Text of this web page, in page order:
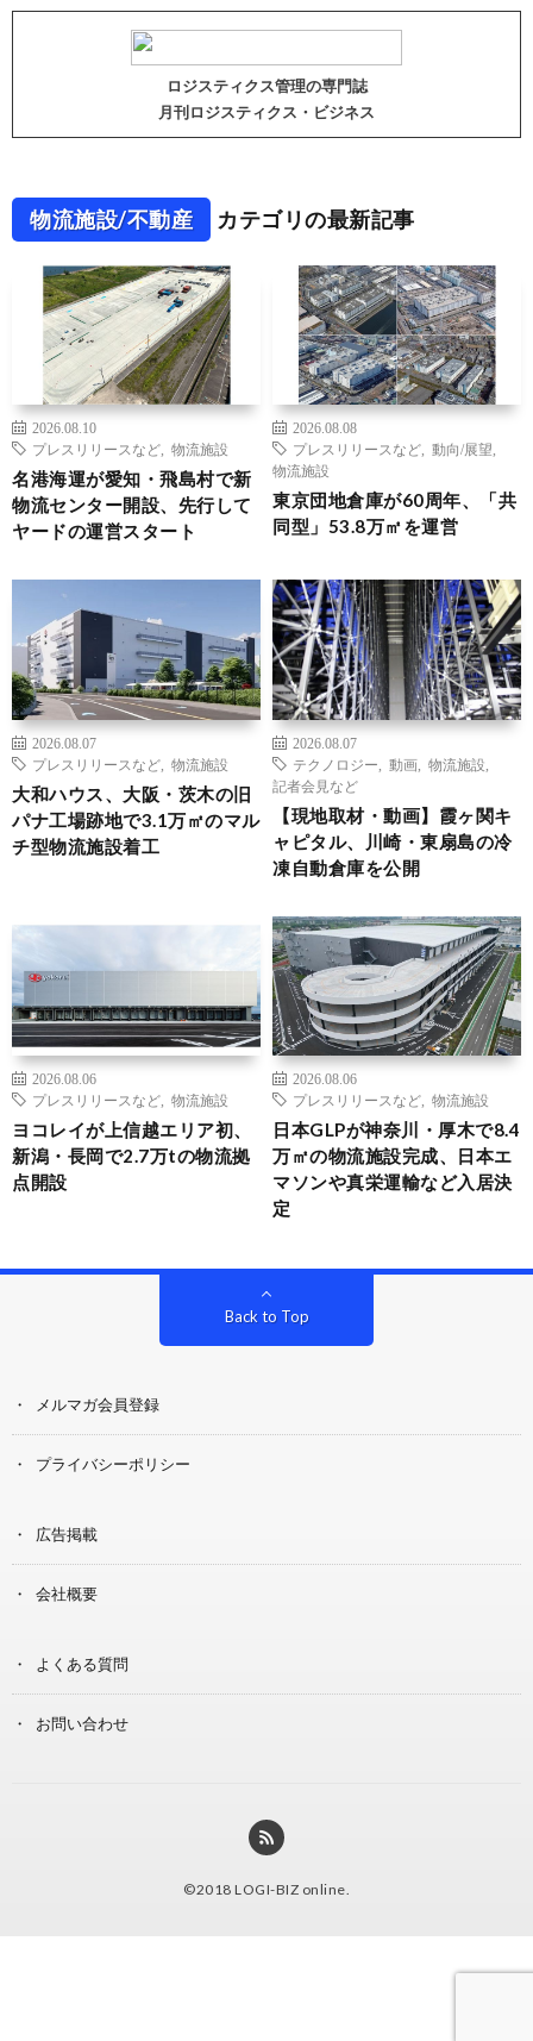
ロジスティクス管理の専門誌
月刊ロジスティクス・ビジネス
物流施設/不動産 カテゴリの最新記事
2026.08.10
プレスリリースなど
物流施設
名港海運が愛知・飛島村で新
物流センター開設、先行して
ヤードの運営スタート
2026.08.08
プレスリリースなど
動向/展望
物流施設
東京団地倉庫が60周年、「共
同型」53.8万㎡を運営
2026.08.07
プレスリリースなど
物流施設
大和ハウス、大阪・茨木の旧
パナ工場跡地で3.1万㎡のマル
チ型物流施設着工
2026.08.07
テクノロジー
動画 物流施設
記者会見など
【現地取材・動画】霞ヶ関キ
ャピタル、川崎・東扇島の冷
凍自動倉庫を公開
2026.08.06
プレスリリースなど
物流施設
ヨコレイが上信越エリア初、
新潟・長岡で2.7万tの物流拠
点開設
2026.08.06
プレスリリースなど
物流施設
日本GLPが神奈川・厚木で8.4
万㎡の物流施設完成、日本エ
マソンや真栄運輸など入居決
定
Back to Top
メルマガ会員登録
プライバシーポリシー
広告掲載
会社概要
よくある質問
お問い合わせ
©2018 LOGI-BIZ online.